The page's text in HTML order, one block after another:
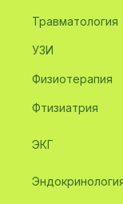
Травматология
УЗИ
Физиотерапия
Фтизиатрия
ЭКГ